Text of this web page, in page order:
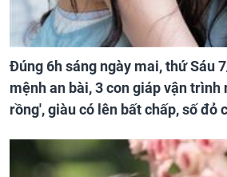
Đúng 6h sáng ngày mai, thứ Sáu
mệnh an bài, 3 con giáp vận trình
rồng', giàu có lên bất chấp, số đỏ